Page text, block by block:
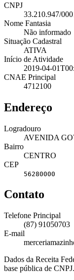
CNPJ
33.210.947/
Nome Fantasia
Não informado
Situação Cadastral
ATIVA
Início de Atividade
2019-04-
CNAE Principal
4712100
Endereço
Logradouro
AVENIDA
Bairro
CENTRO
CEP
56280000
Contato
Telefone Principal
(87) 91050703
E-mail
Dados da Receita
base pública de CNPJ.